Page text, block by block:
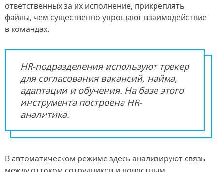
ответственных за их исполнение, прикреплять
файлы, чем существенно упрощают взаимодействие
в командах.
HR-подразделения используют трекер
для согласования вакансий, найма,
адаптации и обучения. На базе этого
инструмента построена HR-
аналитика.
В автоматическом режиме здесь анализируют связь